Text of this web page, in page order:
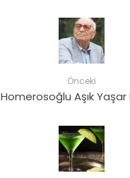
Önceki
Homerosoğlu Aşık